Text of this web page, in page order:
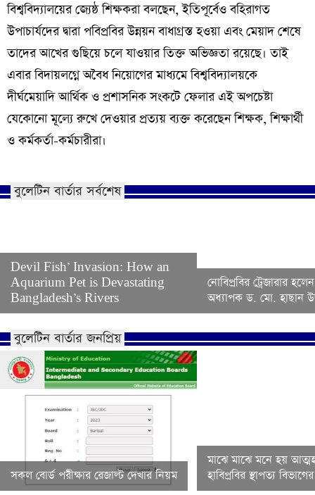
​বিশ্ববিদ্যালয়ের জ্যেষ্ঠ শিক্ষকরা বলছেন, ইতিপূর্বেও বহিরাগত
উপাচার্যদের দ্বারা পবিপ্রবির উন্নয়ন বাধাগ্রস্ত হওয়া এবং মেয়াদ শেষে
তাদের আখের গুছিয়ে চলে যাওয়ার তিক্ত অভিজ্ঞতা রয়েছে। তাই
এবার বিদায়লগ্নে অবৈধ নিয়োগের মাধ্যমে বিশ্ববিদ্যালয়কে
দীর্ঘমেয়াদি আর্থিক ও প্রশাসনিক সংকটে ফেলার এই অপচেষ্টা
যেকোনো মূল্যে রুখে দেওয়ার প্রত্যয় ব্যক্ত করেছেন শিক্ষক, শিক্ষার্থী
ও কর্মকর্তা-কর্মচারীরা।
বুলেটিন বার্তার সর্বশেষ
Devil Fish’ Invasion: How an
Aquarium Pet is Devastating
Bangladesh’s Rivers
নোবিপ্রবির ট্রেজারার
অধ্যাপক ড. মো. হাছান
বুলেটিন বার্তার জনপ্রিয়
সকল বোর্ড পরীক্ষার রেজাল্ট দেখার নিয়ম
মাঝে মাঝে মনে হয়
হাবিপ্রবির স্থাপত্য